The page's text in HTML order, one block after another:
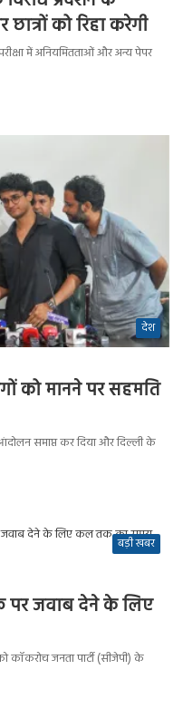
को रिहा करेगी
में अनियमितताओं और अन्य पेपर
देश
को मानने पर सहमति
समाप्त कर दिया और दिल्ली के
बड़ी खबर
पर जवाब देने के लिए
कॉकरोच जनता पार्टी (सीजेपी) के